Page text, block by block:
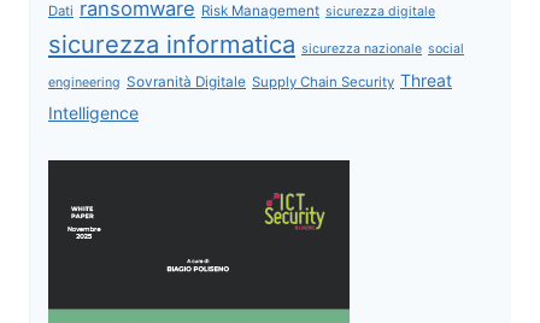
Dati ransomware Risk Management sicurezza digitale
sicurezza informatica sicurezza nazionale social
engineering Sovranità Digitale Supply Chain Security Threat
Intelligence